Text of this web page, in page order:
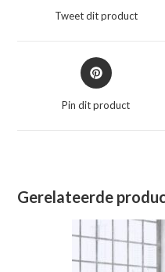
nieuw
Tweet dit product
Opent
in
nieuw
Pin dit product
Gerelateerde